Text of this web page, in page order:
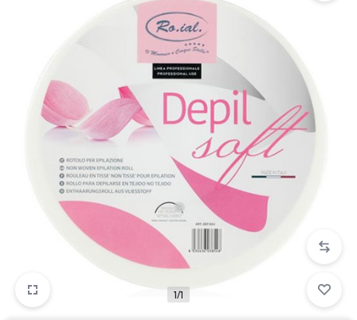
Don't miss out on great deals! Start shopping or
Sign in to view products added.
Shop What's New
Sign in
1/1